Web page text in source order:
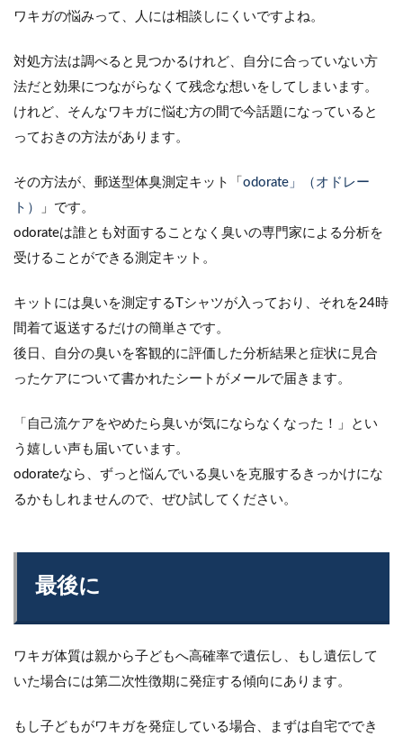
ワキガの悩みって、人には相談しにくいですよね。
対処方法は調べると見つかるけれど、自分に合っていない方
法だと効果につながらなくて残念な想いをしてしまいます。
けれど、そんなワキガに悩む方の間で今話題になっていると
っておきの方法があります。
その方法が、郵送型体臭測定キット「 odorate」（オドレー
ト）
」です。
odorateは誰とも対面することなく臭いの専門家による分析を
受けることができる測定キット。
キットには臭いを測定するTシャツが入っており、それを24時
間着て返送するだけの簡単さです。
後日、自分の臭いを客観的に評価した分析結果と症状に見合
ったケアについて書かれたシートがメールで届きます。
「自己流ケアをやめたら臭いが気にならなくなった！」とい
う嬉しい声も届いています。
odorateなら、ずっと悩んでいる臭いを克服するきっかけにな
るかもしれませんので、ぜひ試してください。
最後に
ワキガ体質は親から子どもへ高確率で遺伝し、もし遺伝して
いた場合には第二次性徴期に発症する傾向にあります。
もし子どもがワキガを発症している場合、まずは自宅ででき